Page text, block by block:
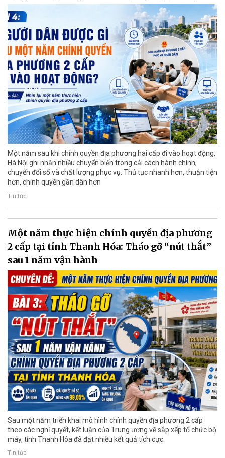
Một năm sau khi chính quyền địa phương hai cấp đi vào hoạt động,
Hà Nội ghi nhận nhiều chuyển biến trong cải cách hành chính,
chuyển đổi số và chất lượng phục vụ. Thủ tục nhanh hơn, thuận tiện
hơn, chính quyền gần dân hơn
Tin tức
Một năm thực hiện chính quyền địa phương
2 cấp tại tỉnh Thanh Hóa: Tháo gỡ “nút thắt”
sau 1 năm vận hành
Sau một năm triển khai mô hình chính quyền địa phương 2 cấp
theo các nghị quyết, kết luận của Trung ương về sắp xếp tổ chức bộ
máy, tỉnh Thanh Hóa đã đạt nhiều kết quả tích cực.
Tin tức